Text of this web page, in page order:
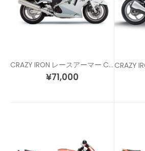
CRAZY IRON レースアーマー CBR1100XX
¥71,000